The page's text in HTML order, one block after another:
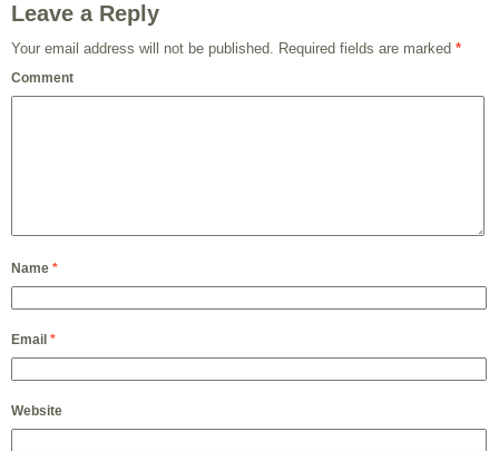
Leave a Reply
Your email address will not be published. Required fields are marked *
Comment
Name *
Email *
Website